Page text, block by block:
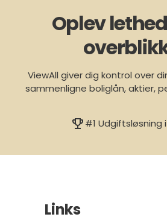
Oplev
ViewAll giver dig kontrol over
sammenligne boliglån, aktier,
#1 Udgiftsløsning
Links